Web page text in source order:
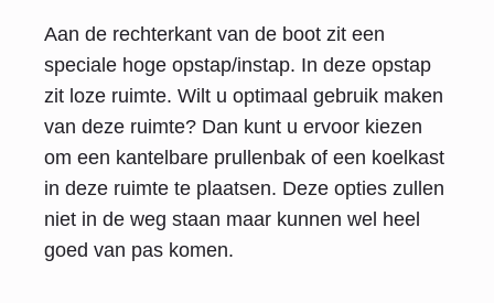
Aan de rechterkant van de boot zit een
speciale hoge opstap/instap. In deze opstap
zit loze ruimte. Wilt u optimaal gebruik maken
van deze ruimte? Dan kunt u ervoor kiezen
om een kantelbare prullenbak of een koelkast
in deze ruimte te plaatsen. Deze opties zullen
niet in de weg staan maar kunnen wel heel
goed van pas komen.